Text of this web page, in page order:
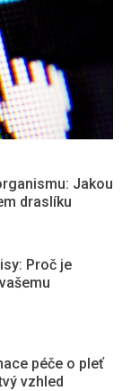
Jakou
draslíku
Proč je
péče o pleť
vzhled